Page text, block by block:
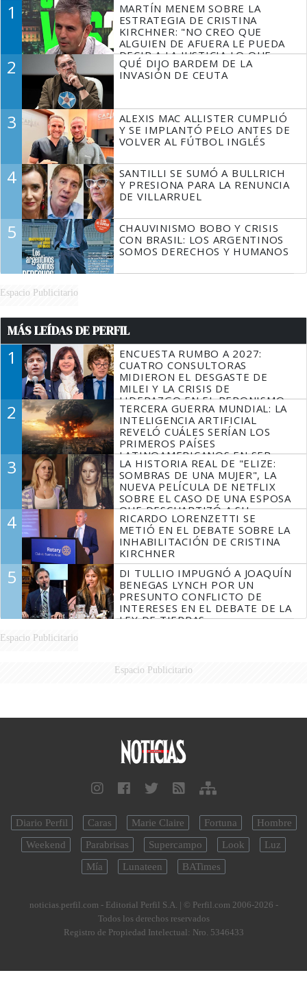
1
MARTÍN MENEM SOBRE LA
ESTRATEGIA DE CRISTINA
KIRCHNER: "NO CREO QUE
ALGUIEN DE AFUERA LE PUEDA
DECIR A LA JUSTICIA LO QUE
TIENE QUE HACER"
2
QUÉ DIJO BARDEM DE LA
INVASIÓN DE CEUTA
3
ALEXIS MAC ALLISTER CUMPLIÓ
Y SE IMPLANTÓ PELO ANTES DE
VOLVER AL FÚTBOL INGLÉS
4
SANTILLI SE SUMÓ A BULLRICH
Y PRESIONA PARA LA RENUNCIA
DE VILLARRUEL
5
CHAUVINISMO BOBO Y CRISIS
CON BRASIL: LOS ARGENTINOS
SOMOS DERECHOS Y HUMANOS
Espacio Publicitario
MÁS LEÍDAS DE PERFIL
1
ENCUESTA RUMBO A 2027:
CUATRO CONSULTORAS
MIDIERON EL DESGASTE DE
MILEI Y LA CRISIS DE
LIDERAZGO EN EL PERONISMO
2
TERCERA GUERRA MUNDIAL: LA
INTELIGENCIA ARTIFICIAL
REVELÓ CUÁLES SERÍAN LOS
PRIMEROS PAÍSES
LATINOAMERICANOS EN SER
DERROTADOS
3
LA HISTORIA REAL DE "ELIZE:
SOMBRAS DE UNA MUJER", LA
NUEVA PELÍCULA DE NETFLIX
SOBRE EL CASO DE UNA ESPOSA
QUE DESCUARTIZÓ A SU
MARIDO
4
RICARDO LORENZETTI SE
METIÓ EN EL DEBATE SOBRE LA
INHABILITACIÓN DE CRISTINA
KIRCHNER
5
DI TULLIO IMPUGNÓ A JOAQUÍN
BENEGAS LYNCH POR UN
PRESUNTO CONFLICTO DE
INTERESES EN EL DEBATE DE LA
LEY DE TIERRAS
Espacio Publicitario
Espacio Publicitario
Diario Perfil Caras Marie Claire Fortuna
Hombre
Weekend
Parabrisas Supercampo Look
Luz
Mía
Lunateen BATimes
noticias.perfil.com - Editorial Perfil S.A. | © Perfil.com 2006-2026 -
Todos los derechos reservados
Registro de Propiedad Intelectual: Nro. 5346433